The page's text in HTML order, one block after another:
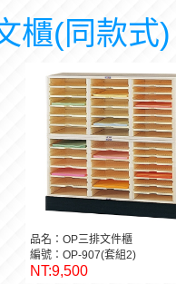
櫃(同款式)
品名：OP三排文件櫃
編號：OP-907(套組2)
NT:9,500